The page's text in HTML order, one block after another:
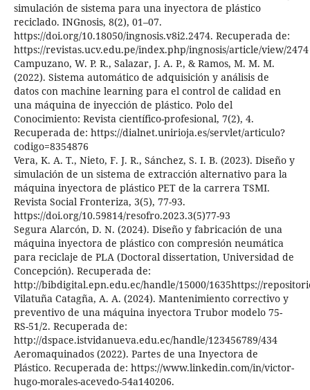
simulación de sistema para una inyectora de plástico
reciclado. INGnosis, 8(2), 01–07.
https://doi.org/10.18050/ingnosis.v8i2.2474. Recuperada de:
https://revistas.ucv.edu.pe/index.php/ingnosis/article/view/2474
Campuzano, W. P. R., Salazar, J. A. P., & Ramos, M. M. M.
(2022). Sistema automático de adquisición y análisis de
datos con machine learning para el control de calidad en
una máquina de inyección de plástico. Polo del
Conocimiento: Revista científico-profesional, 7(2), 4.
Recuperada de: https://dialnet.unirioja.es/servlet/articulo?
codigo=8354876
Vera, K. A. T., Nieto, F. J. R., Sánchez, S. I. B. (2023). Diseño y
simulación de un sistema de extracción alternativo para la
máquina inyectora de plástico PET de la carrera TSMI.
Revista Social Fronteriza, 3(5), 77-93.
https://doi.org/10.59814/resofro.2023.3(5)77-93
Segura Alarcón, D. N. (2024). Diseño y fabricación de una
máquina inyectora de plástico con compresión neumática
para reciclaje de PLA (Doctoral dissertation, Universidad de
Concepción). Recuperada de:
http://bibdigital.epn.edu.ec/handle/15000/1635https://
Vilatuña Catagña, A. A. (2024). Mantenimiento correctivo y
preventivo de una máquina inyectora Trubor modelo 75-
RS-51/2. Recuperada de:
http://dspace.istvidanueva.edu.ec/handle/123456789/434
Aeromaquinados (2022). Partes de una Inyectora de
Plástico. Recuperada de: https://www.linkedin.com/in/victor-
hugo-morales-acevedo-54a140206.